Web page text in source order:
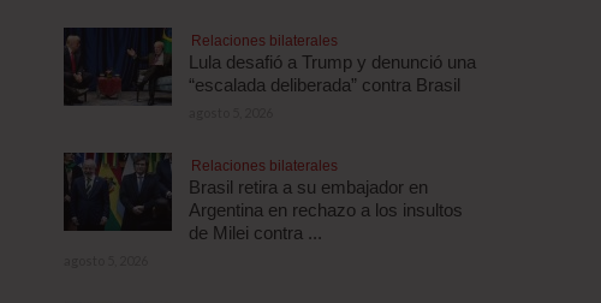
Relaciones bilaterales
Lula desafió a Trump y denunció una
“escalada deliberada” contra Brasil
Relaciones bilaterales
Brasil retira a su embajador en
Argentina en rechazo a los insultos
de Milei contra ...